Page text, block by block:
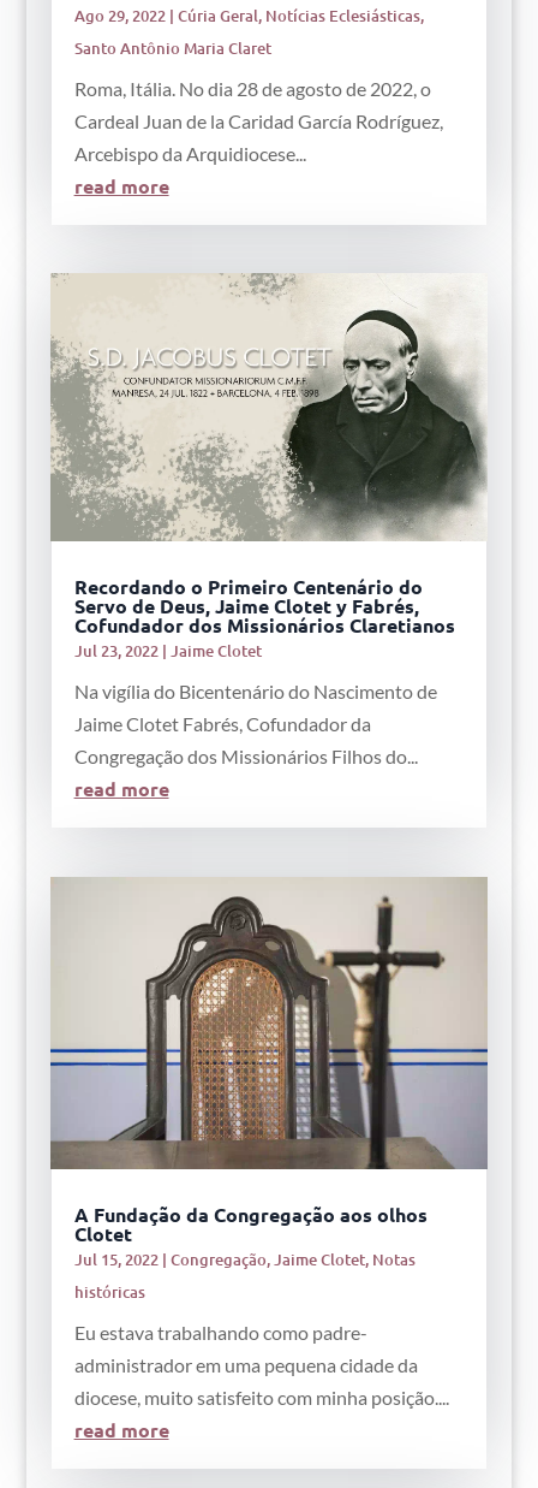
Ago 29, 2022| Cúria Geral, Notícias Eclesiásticas,
Santo Antônio Maria Claret
Roma, Itália. No dia 28 de agosto de 2022, o
Cardeal Juan de la Caridad García Rodríguez,
Arcebispo da Arquidiocese...
read more
Recordando o Primeiro Centenário do
Servo de Deus, Jaime Clotet y Fabrés,
Cofundador dos Missionários Claretianos
Jul 23, 2022| Jaime Clotet
Na vigília do Bicentenário do Nascimento de
Jaime Clotet Fabrés, Cofundador da
Congregação dos Missionários Filhos do...
read more
A Fundação da Congregação aos olhos
Clotet
Jul 15, 2022| Congregação, Jaime Clotet, Notas
históricas
Eu estava trabalhando como padre-
administrador em uma pequena cidade da
diocese, muito satisfeito com minha posição....
read more